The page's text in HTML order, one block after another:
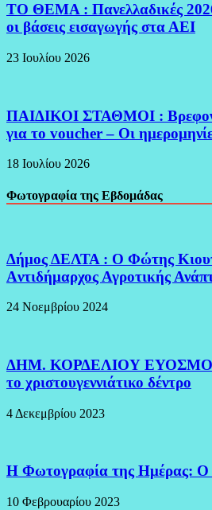
ΤΟ ΘΕΜΑ : Πανελλαδικές
οι βάσεις εισαγωγής στα ΑΕΙ
23 Ιουλίου 2026
ΠΑΙΔΙΚΟΙ ΣΤΑΘΜΟΙ :
για το voucher – Οι
18 Ιουλίου 2026
Φωτογραφία της Εβδομάδας
Δήμος ΔΕΛΤΑ : Ο Φώτης
Aντιδήμαρχος Αγροτικής
24 Νοεμβρίου 2024
ΔΗΜ. ΚΟΡΔΕΛΙΟΥ ΕΥΟΣΜΟΥ :
το χριστουγεννιάτικο δέντρο
4 Δεκεμβρίου 2023
H Φωτογραφία της Ημέρας:
10 Φεβρουαρίου 2023